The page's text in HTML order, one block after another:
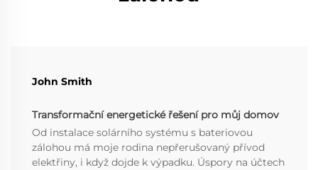
John Smith
Transformační energetické řešení pro můj domov
Od instalace solárního systému s bateriovou
zálohou má moje rodina nepřerušovaný přívod
elektřiny, i když dojde k výpadku. Úspory na účtech